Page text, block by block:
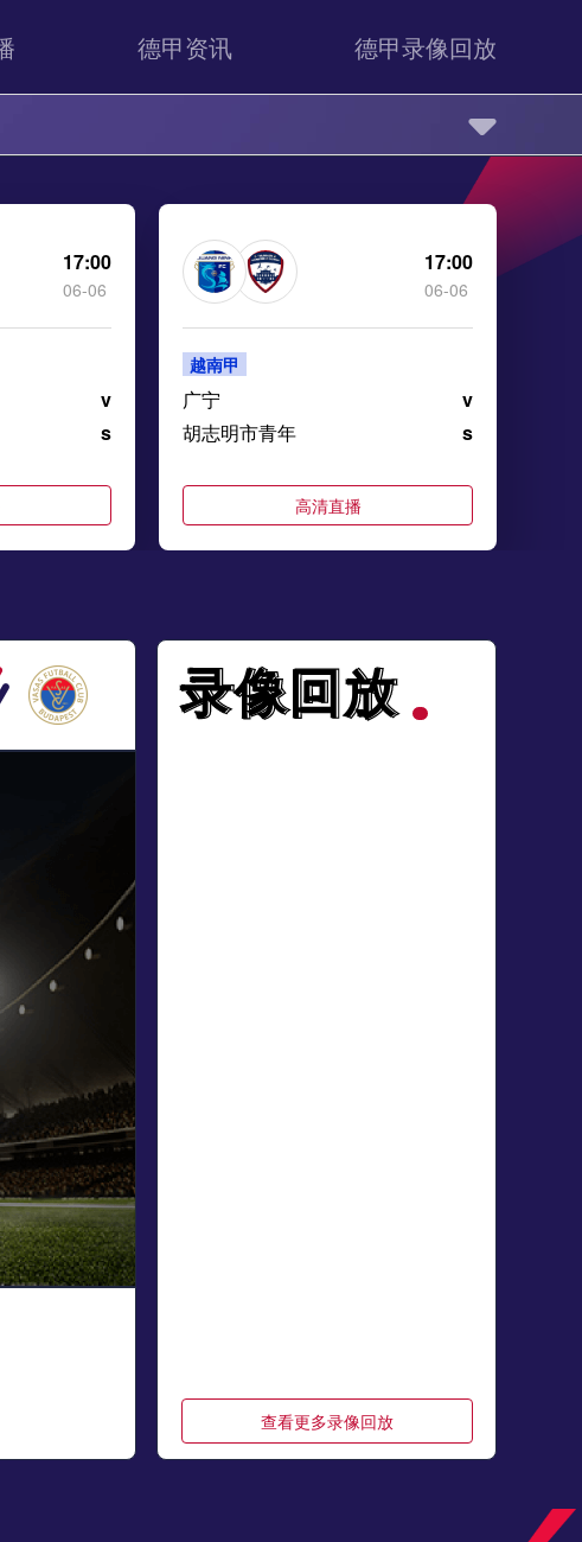
德甲资讯 德甲录像回放
17:00
06-06
v
s
17:00
06-06
越南甲
广宁
v
胡志明市青年
s
高清直播
录像回放
录像回放
查看更多录像回放